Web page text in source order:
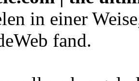
in einer
fand.